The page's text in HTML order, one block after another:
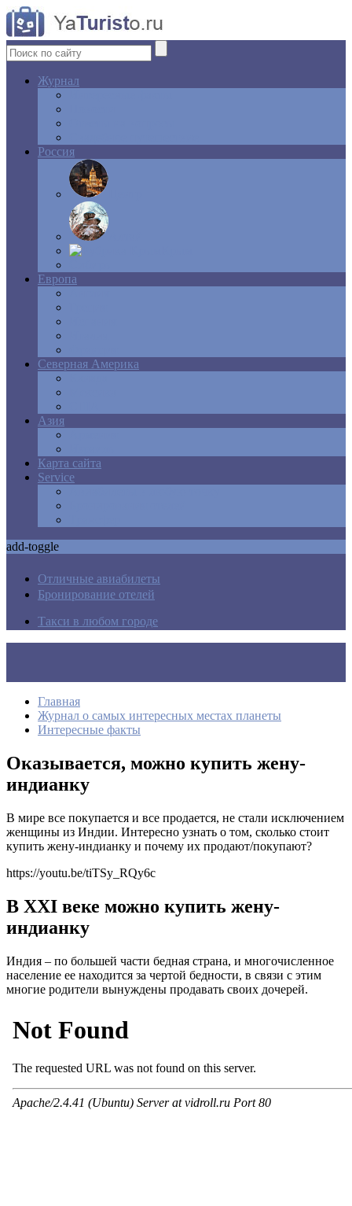
Журнал
Россия
Европа
Северная Америка
Азия
Карта сайта
Service
add-toggle
Отличные авиабилеты
Бронирование отелей
Такси в любом городе
Главная
Журнал о самых интересных местах планеты
Интересные факты
Оказывается, можно купить жену-
индианку
В мире все покупается и все продается, не стали исключением
женщины из Индии. Интересно узнать о том, сколько стоит
купить жену-индианку и почему их продают/покупают?
https://youtu.be/tiTSy_RQy6c
В XXI веке можно купить жену-
индианку
Индия – по большей части бедная страна, и многочисленное
население ее находится за чертой бедности, в связи с этим
многие родители вынуждены продавать своих дочерей.